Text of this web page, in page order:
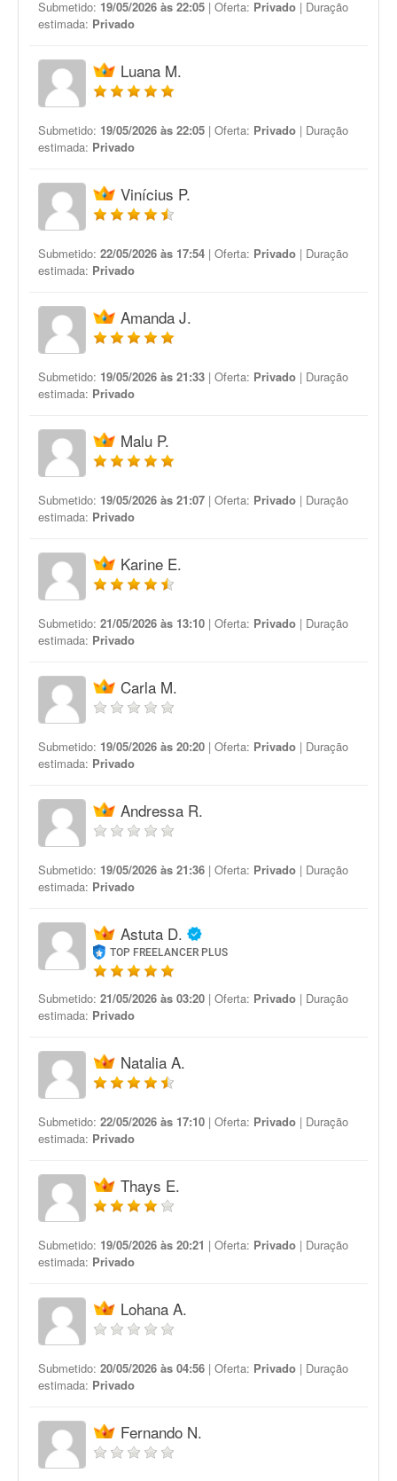
Submetido: 19/05/2026 às 22:05 | Oferta: Privado | Duração
estimada: Privado
Luana M.
Submetido: 19/05/2026 às 22:05 | Oferta: Privado | Duração
estimada: Privado
Vinícius P.
Submetido: 22/05/2026 às 17:54 | Oferta: Privado | Duração
estimada: Privado
Amanda J.
Submetido: 19/05/2026 às 21:33 | Oferta: Privado | Duração
estimada: Privado
Malu P.
Submetido: 19/05/2026 às 21:07 | Oferta: Privado | Duração
estimada: Privado
Karine E.
Submetido: 21/05/2026 às 13:10 | Oferta: Privado | Duração
estimada: Privado
Carla M.
Submetido: 19/05/2026 às 20:20 | Oferta: Privado | Duração
estimada: Privado
Andressa R.
Submetido: 19/05/2026 às 21:36 | Oferta: Privado | Duração
estimada: Privado
Astuta D.
TOP FREELANCER PLUS
Submetido: 21/05/2026 às 03:20 | Oferta: Privado | Duração
estimada: Privado
Natalia A.
Submetido: 22/05/2026 às 17:10 | Oferta: Privado | Duração
estimada: Privado
Thays E.
Submetido: 19/05/2026 às 20:21 | Oferta: Privado | Duração
estimada: Privado
Lohana A.
Submetido: 20/05/2026 às 04:56 | Oferta: Privado | Duração
estimada: Privado
Fernando N.